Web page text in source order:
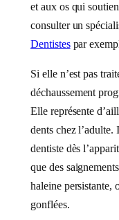
et aux os qui
consulter un
Dentistespar
Si elle n’est pas
déchaussement
Elle représente
dents chez
dentiste dès
que des
haleine persistante,
gonflées.